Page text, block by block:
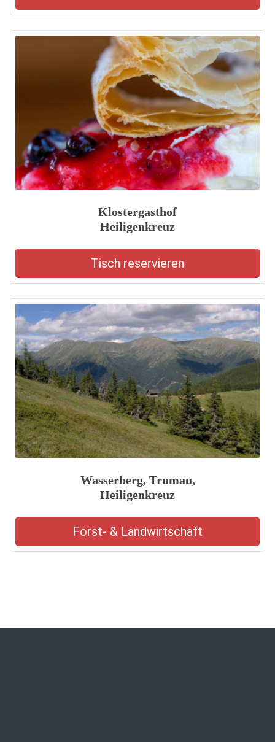
Klostergasthof
Heiligenkreuz
Tisch reservieren
Wasserberg, Trumau,
Heiligenkreuz
Forst- & Landwirtschaft